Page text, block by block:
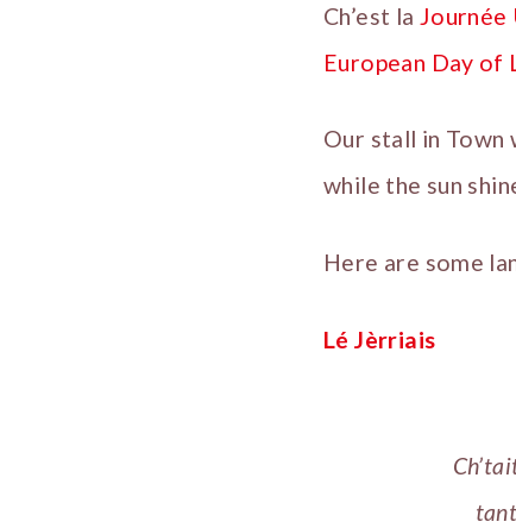
Ch’est la Journée
European Day of
Our stall in Town
while the sun
Here are some
Lé Jèrriais